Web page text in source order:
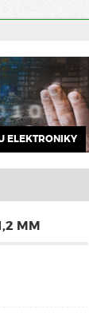
ELEKTRONIKY
MM